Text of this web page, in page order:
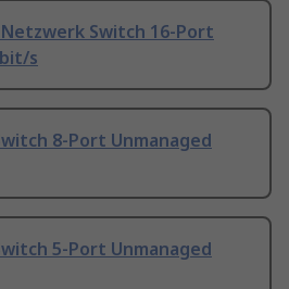
Netzwerk Switch 16-Port
s
8-Port Unmanaged
5-Port Unmanaged